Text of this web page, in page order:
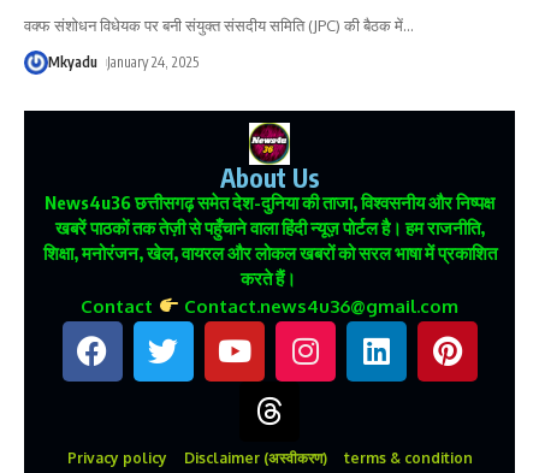
वक्फ संशोधन विधेयक पर बनी संयुक्त संसदीय समिति (JPC) की बैठक में…
Mkyadu January 24, 2025
About Us
News4u36छत्तीसगढ़ समेत देश-दुनिया की ताजा, विश्वसनीय और निष्पक्ष
खबरें पाठकों तक तेज़ी से पहुँचाने वाला हिंदी न्यूज़ पोर्टल है। हम राजनीति,
शिक्षा, मनोरंजन, खेल, वायरल और लोकल खबरों को सरल भाषा में प्रकाशित
करते हैं।
Contact Contact.news4u36@gmail.com
Privacy policy Disclaimer (अस्वीकरण) terms & condition